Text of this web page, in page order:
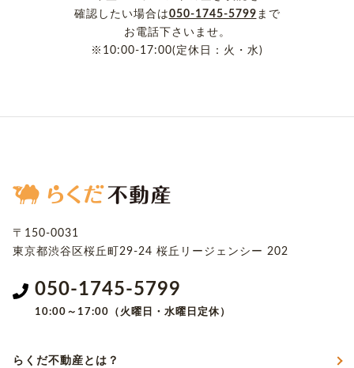
確認したい場合は050-1745-5799 まで
お電話下さいませ。
※10:00-17:00(定休日：火・水)
〒150-0031
東京都渋谷区桜丘町29-24 桜丘リージェンシー 202
050-1745-5799
10:00～17:00（火曜日・水曜日定休）
らくだ不動産とは？